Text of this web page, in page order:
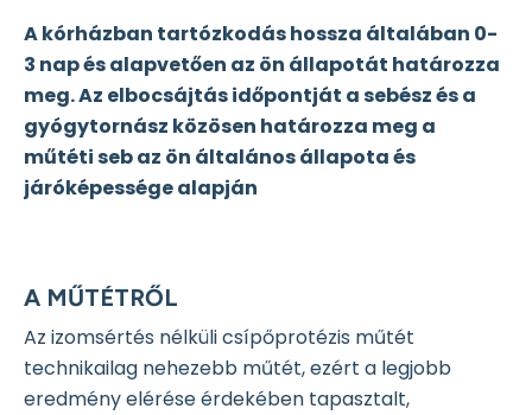
A kórházban tartózkodás hossza általában 0-
3 nap és alapvetően az ön állapotát határozza
meg. Az elbocsájtás időpontját a sebész és a
gyógytornász közösen határozza meg a
műtéti seb az ön általános állapota és
járóképessége alapján
A MŰTÉTRŐL
Az izomsértés nélküli csípőprotézis műtét
technikailag nehezebb műtét, ezért a legjobb
eredmény elérése érdekében tapasztalt,